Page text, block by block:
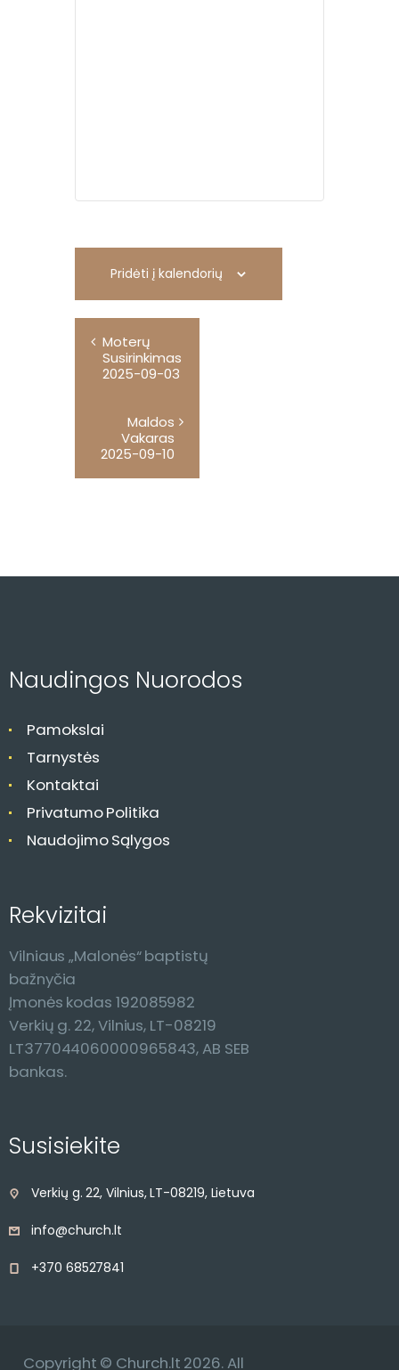
Pridėti į kalendorių
R
y
v
c
j
a
Moterų
Susirinkimas
2025-09-03
Maldos
Vakaras
2025-09-10
Naudingos Nuorodos
Pamokslai
Tarnystės
Kontaktai
Privatumo Politika
Naudojimo Sąlygos
Rekvizitai
Vilniaus „Malonės“ baptistų
bažnyčia
Įmonės kodas 192085982
Verkių g. 22, Vilnius, LT-08219
LT377044060000965843, AB SEB
bankas.
Susisiekite
Verkių g. 22, Vilnius, LT-08219, Lietuva
info@church.lt
+370 68527841
Copyright © Church.lt 2026. All